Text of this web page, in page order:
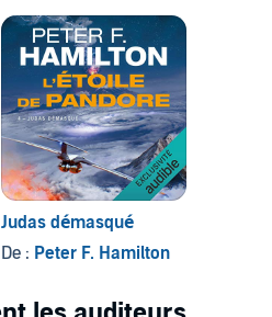
Judas démasqué
De : Peter F. Hamilton